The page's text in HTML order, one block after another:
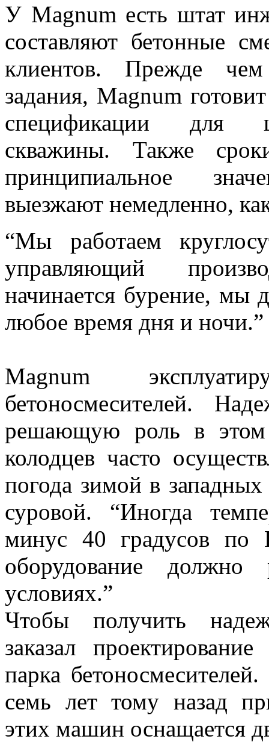
У Magnum есть штат
составляют бетонные
клиентов. Прежде
задания, Magnum
спецификации для
скважины. Также
принципиальное
выезжают немедленно,
“Мы работаем
управляющий
начинается бурение, мы
любое время дня и ночи.”
Magnum
бетоносмесителей.
решающую роль в этом
колодцев часто
погода зимой в
суровой. “Иногда
минус 40 градусов по
оборудование
условиях.”
Чтобы получить
заказал
парка
семь лет тому назад
этих машин оснащается